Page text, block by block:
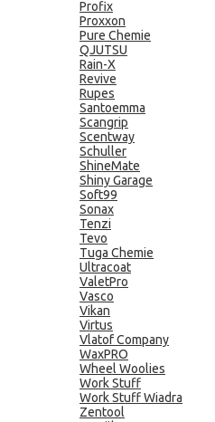
Profix
Proxxon
Pure Chemie
QJUTSU
Rain-X
Revive
Rupes
Santoemma
Scangrip
Scentway
Schuller
ShineMate
Shiny Garage
Soft99
Sonax
Tenzi
Tevo
Tuga Chemie
Ultracoat
ValetPro
Vasco
Vikan
Virtus
Vlatof Company
WaxPRO
Wheel Woolies
Work Stuff
Work Stuff Wiadra
Zentool